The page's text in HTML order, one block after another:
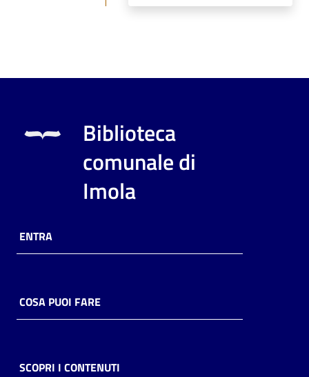
Biblioteca
comunale di
Imola
ENTRA
COSA PUOI FARE
SCOPRI I CONTENUTI